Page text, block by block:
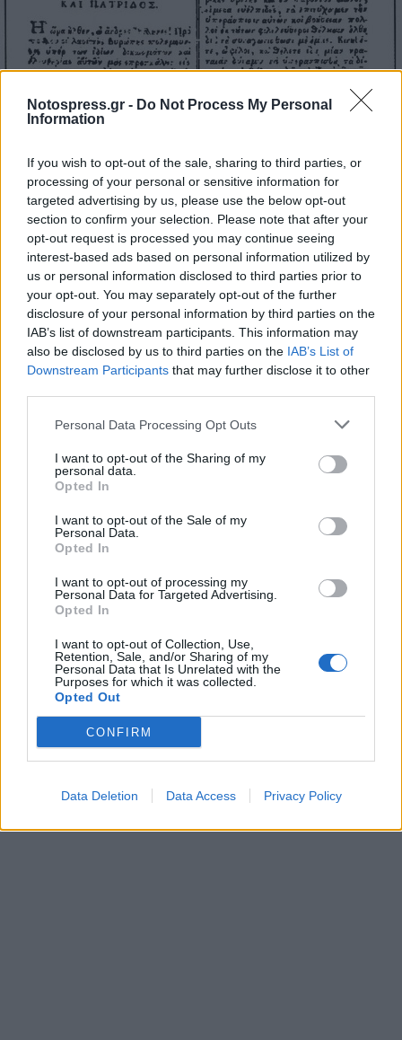
Notospress.gr - Do Not Process My Personal
Information
If you wish to opt-out of the sale, sharing to third parties, or
processing of your personal or sensitive information for
targeted advertising by us, please use the below opt-out
section to confirm your selection. Please note that after your
opt-out request is processed you may continue seeing
interest-based ads based on personal information utilized by
us or personal information disclosed to third parties prior to
your opt-out. You may separately opt-out of the further
disclosure of your personal information by third parties on the
IAB’s list of downstream participants. This information may
also be disclosed by us to third parties on the IAB’s List of
Downstream Participants that may further disclose it to other
Personal Data Processing Opt Outs
I want to opt-out of the Sharing of my
personal data.
Opted In
I want to opt-out of the Sale of my
Personal Data.
Opted In
I want to opt-out of processing my
Personal Data for Targeted Advertising.
Opted In
I want to opt-out of Collection, Use,
Retention, Sale, and/or Sharing of my
Personal Data that Is Unrelated with the
Purposes for which it was collected.
Opted Out
CONFIRM
Data Deletion Data Access Privacy Policy
ΟΙΚΟΝΟΜΙΚΟ ΦΟΡΟΥΜ ΔΕΛΦΩΝ
ΣΑΛΠΙΓΞ ΕΛΛΗΝΙΚΗ